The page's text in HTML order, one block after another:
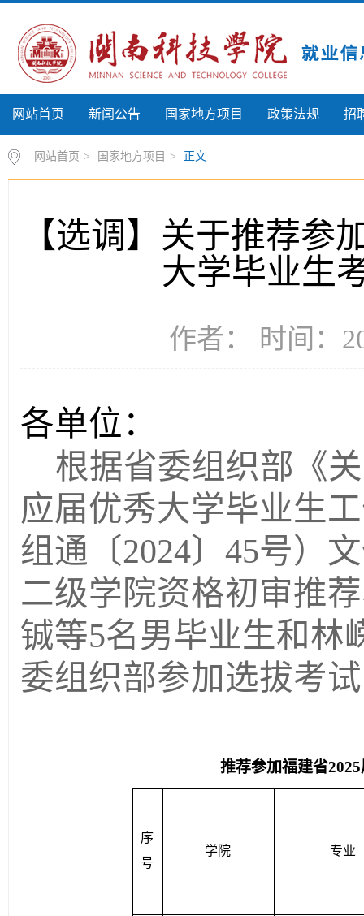
网站首页 新闻公告 国家地方项目 政策法规 招
网站首页 > 国家地方项目 > 正文
【选调】关于推荐参
大学毕业生
作者： 时间：
各单位：
根据省委组织部《
应届优秀大学毕业生
组通〔2024〕45号）
二级学院资格初审推
铖等5名男毕业生和林
委组织部参加选拔考
推荐参加福建省
序
号
学院 专业